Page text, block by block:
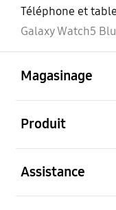
Téléphone et
Galaxy Watch5
Magasinage
Produit
Assistance